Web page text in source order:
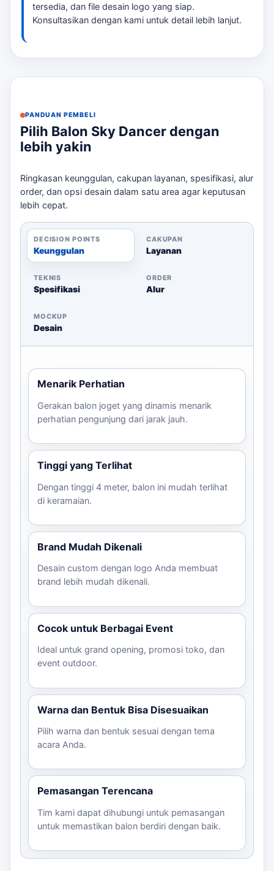
dan waktu produksi setelah menerima informasi
tersebut.
Pastikan ruang pemasangan cukup untuk tinggi
Siapkan file desain logo dalam format yang
sesuai.
Tentukan deadline pemasangan.
Dengan mempertimbangkan semua faktor ini, Anda
dapat memastikan bahwa balon joget Anda akan
berfungsi maksimal dalam menarik perhatian di event
Anda.
tersedia, dan file desain logo yang siap.
Konsultasikan dengan kami untuk detail lebih lanjut.
PANDUAN PEMBELI
Pilih Balon Sky Dancer dengan
lebih yakin
Ringkasan keunggulan, cakupan layanan, spesifikasi, alur
order, dan opsi desain dalam satu area agar keputusan
lebih cepat.
DECISION POINTS
Keunggulan
CAKUPAN
Layanan
TEKNIS
Spesifikasi
ORDER
Alur
MOCKUP
Desain
Menarik Perhatian
Gerakan balon joget yang dinamis menarik
perhatian pengunjung dari jarak jauh.
Tinggi yang Terlihat
Dengan tinggi 4 meter, balon ini mudah terlihat
di keramaian.
Brand Mudah Dikenali
Desain custom dengan logo Anda membuat
brand lebih mudah dikenali.
Cocok untuk Berbagai Event
Ideal untuk grand opening, promosi toko, dan
event outdoor.
Warna dan Bentuk Bisa Disesuaikan
Pilih warna dan bentuk sesuai dengan tema
acara Anda.
Pemasangan Terencana
Tim kami dapat dihubungi untuk pemasangan
untuk memastikan balon berdiri dengan baik.